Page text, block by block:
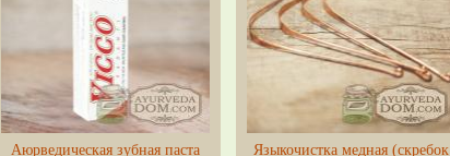
Аюрведическая зубная паста Языкочистка медная (скребок